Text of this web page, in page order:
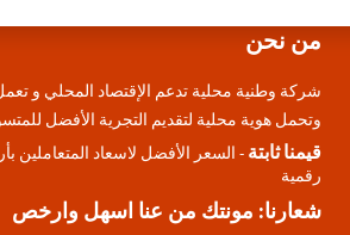
من نحن
شركة وطنية محلية تدعم الإقتصاد المحلي و
وتحمل هوية محلية لتقديم التجرية الأفضل
قيمنا ثابتة - السعر الأفضل لاسعاد المتعاملين
رقمية
شعارنا: مونتك من عنا اسهل وارخص